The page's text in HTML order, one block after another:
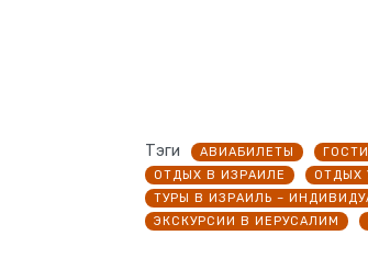
Тэги АВИАБИЛЕТЫ
ОТДЫХ В ИЗРАИЛЕ
ОТДЫХ
ТУРЫ В ИЗРАИЛЬ –
ЭКСКУРСИИ В ИЕРУСАЛИМ